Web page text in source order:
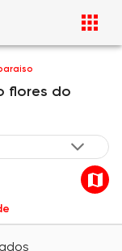
flores do